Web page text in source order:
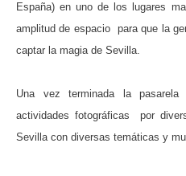
España) en uno de los lugares
amplitud de espacio para que la
captar la magia de Sevilla.
Una vez terminada la
actividades fotográficas por
Sevilla con diversas temáticas y